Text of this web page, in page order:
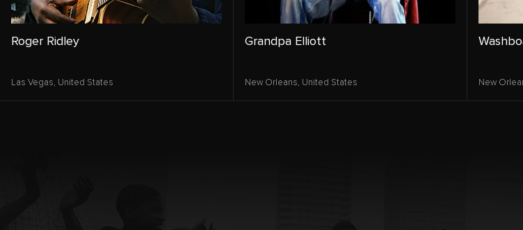
Roger Ridley
Las Vegas, United States
Grandpa Elliott
New Orleans, United States New